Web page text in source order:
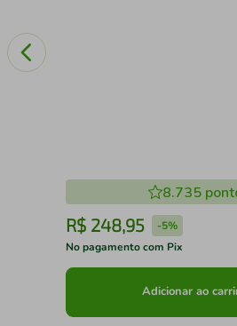
8.735
R$ 248,95 -5%
No pagamento com Pix
Adicionar ao